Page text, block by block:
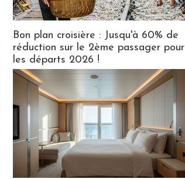
Bon plan croisière : Jusqu'à 60% de
réduction sur le 2ème passager pour
les départs 2026 !